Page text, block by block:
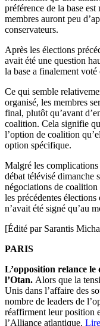
préférence de la base
membres auront peu
conservateurs.
Après les élections
avait été une question
la base a finalement voté
Ce qui semble
organisé, les membres
final, plutôt qu’avant
coalition. Cela signifie
l’option de coalition
option spécifique.
Malgré les
débat télévisé dimanche
négociations de
les précédentes
n’avait été signé qu’au
[Édité par Sarantis
PARIS
L’opposition relance
l’Otan. Alors que la
Unis dans l’affaire des
nombre de leaders de
réaffirment leur position
l’Alliance atlantique.